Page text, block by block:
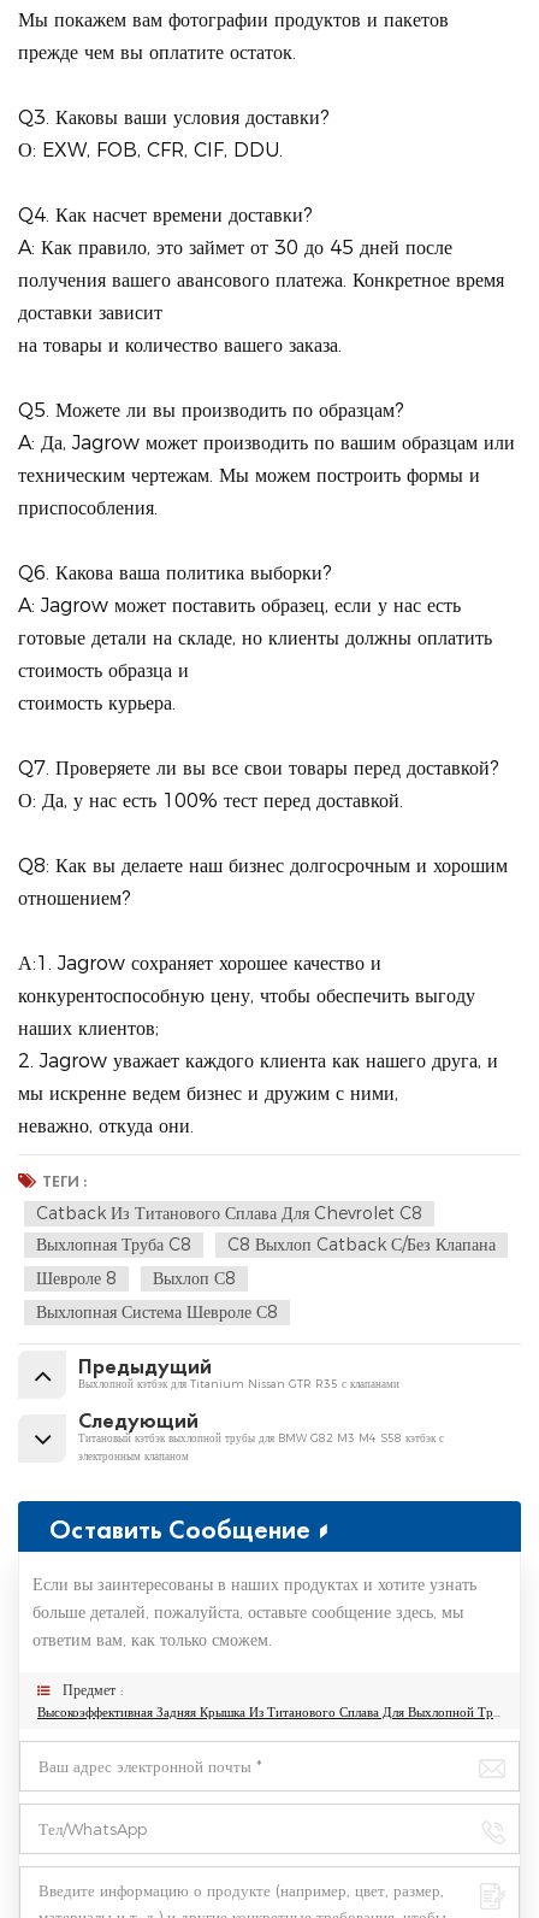
Мы покажем вам фотографии продуктов и пакетов
прежде чем вы оплатите остаток.
Q3. Каковы ваши условия доставки?
О: EXW, FOB, CFR, CIF, DDU.
Q4. Как насчет времени доставки?
A: Как правило, это займет от 30 до 45 дней после
получения вашего авансового платежа. Конкретное время
доставки зависит
на товары и количество вашего заказа.
Q5. Можете ли вы производить по образцам?
A: Да, Jagrow может производить по вашим образцам или
техническим чертежам. Мы можем построить формы и
приспособления.
Q6. Какова ваша политика выборки?
A: Jagrow может поставить образец, если у нас есть
готовые детали на складе, но клиенты должны оплатить
стоимость образца и
стоимость курьера.
Q7. Проверяете ли вы все свои товары перед доставкой?
О: Да, у нас есть 100% тест перед доставкой.
Q8: Как вы делаете наш бизнес долгосрочным и хорошим
отношением?
А:1. Jagrow сохраняет хорошее качество и
конкурентоспособную цену, чтобы обеспечить выгоду
наших клиентов;
2. Jagrow уважает каждого клиента как нашего друга, и
мы искренне ведем бизнес и дружим с ними,
неважно, откуда они.
ТЕГИ :
Catback Из Титанового Сплава Для Chevrolet C8
Выхлопная Труба C8
C8 Выхлоп Catback С/без Клапана
Шевроле 8
Выхлоп С8
Выхлопная Система Шевроле С8
Предыдущий
Выхлопной кэтбэк для Titanium Nissan GTR R35 с клапанами
Следующий
Титановый кэтбэк выхлопной трубы для BMW G82 M3 M4 S58 кэтбэк с
электронным клапаном
Оставить Сообщение
Если вы заинтересованы в наших продуктах и хотите узнать
больше деталей, пожалуйста, оставьте сообщение здесь, мы
ответим вам, как только сможем.
Предмет :
Высокоэффективная Задняя Крышка Из Титанового Сплава Для Выхлопной Трубы Chevrolet C8 С/без Клапана